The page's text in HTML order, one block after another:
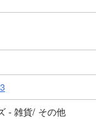
- 雑貨/ その他